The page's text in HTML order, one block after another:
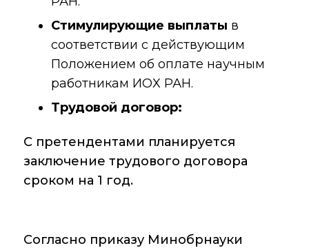
Стимулирующие выплаты в
соответствии с действующим
Положением об оплате научным
работникам ИОХ РАН.
Трудовой договор:
С претендентами планируется
заключение трудового договора
сроком на 1 год.
Согласно приказу Минобрнауки